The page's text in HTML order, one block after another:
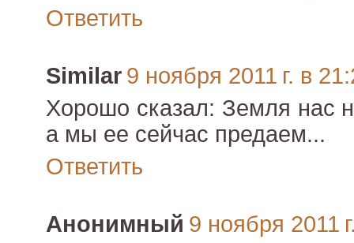
Ответить
Similar 9 ноября 2011 г. в
Хорошо сказал: Земля нас
а мы ее сейчас предаем...
Ответить
Анонимный 9 ноября 2011